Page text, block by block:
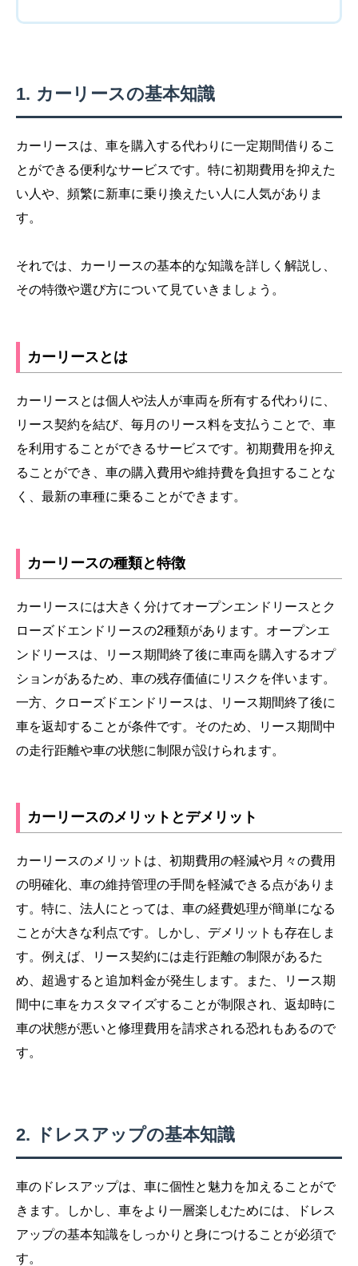
カーリースの基本知識
カーリースは、車を購入する代わりに一定期間借りるこ
とができる便利なサービスです。特に初期費用を抑えた
い人や、頻繁に新車に乗り換えたい人に人気がありま
す。
それでは、カーリースの基本的な知識を詳しく解説し、
その特徴や選び方について見ていきましょう。
カーリースとは
カーリースとは個人や法人が車両を所有する代わりに、
リース契約を結び、毎月のリース料を支払うことで、車
を利用することができるサービスです。初期費用を抑え
ることができ、車の購入費用や維持費を負担することな
く、最新の車種に乗ることができます。
カーリースの種類と特徴
カーリースには大きく分けてオープンエンドリースとク
ローズドエンドリースの2種類があります。オープンエ
ンドリースは、リース期間終了後に車両を購入するオプ
ションがあるため、車の残存価値にリスクを伴います。
一方、クローズドエンドリースは、リース期間終了後に
車を返却することが条件です。そのため、リース期間中
の走行距離や車の状態に制限が設けられます。
カーリースのメリットとデメリット
カーリースのメリットは、初期費用の軽減や月々の費用
の明確化、車の維持管理の手間を軽減できる点がありま
す。特に、法人にとっては、車の経費処理が簡単になる
ことが大きな利点です。しかし、デメリットも存在しま
す。例えば、リース契約には走行距離の制限があるた
め、超過すると追加料金が発生します。また、リース期
間中に車をカスタマイズすることが制限され、返却時に
車の状態が悪いと修理費用を請求される恐れもあるので
す。
ドレスアップの基本知識
車のドレスアップは、車に個性と魅力を加えることがで
きます。しかし、車をより一層楽しむためには、ドレス
アップの基本知識をしっかりと身につけることが必須で
す。